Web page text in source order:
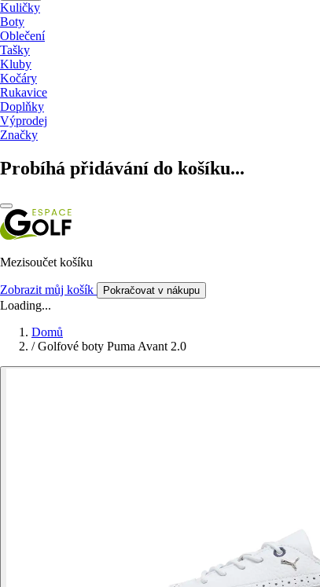
Kuličky
Boty
Oblečení
Tašky
Kluby
Kočáry
Rukavice
Doplňky
Výprodej
Značky
Probíhá přidávání do košíku...
Mezisoučet košíku
Zobrazit můj košík Pokračovat v nákupu
Loading...
Domů
/ Golfové boty Puma Avant 2.0